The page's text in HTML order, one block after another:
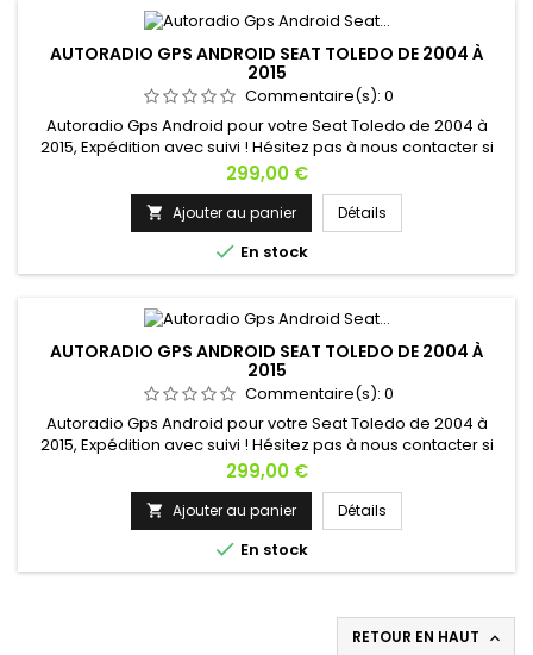
AUTORADIO GPS ANDROID SEAT TOLEDO DE 2004 À
2015
Commentaire(s): 0
Autoradio Gps Android pour votre Seat Toledo de 2004 à
2015, Expédition avec suivi ! Hésitez pas à nous contacter si
vous avez une question !
Prix
299,00 €
 Ajouter au panier Détails
 En stock
AUTORADIO GPS ANDROID SEAT TOLEDO DE 2004 À
2015
Commentaire(s): 0
Autoradio Gps Android pour votre Seat Toledo de 2004 à
2015, Expédition avec suivi ! Hésitez pas à nous contacter si
vous avez une question !
Prix
299,00 €
 Ajouter au panier Détails
 En stock
RETOUR EN HAUT 